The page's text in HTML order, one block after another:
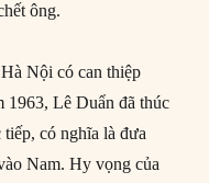
ông.
Nội có can thiệp
1963, Lê Duẩn đã thúc
có nghĩa là đưa
Nam. Hy vọng của